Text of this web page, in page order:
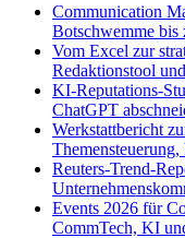
Communication
Botschwemme bis
Vom Excel zur
Redaktionstool
KI-Reputations-
ChatGPT
Werkstattbericht
Reuters-Trend-
Events 2026 für
CommTech, KI